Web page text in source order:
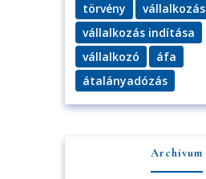
törvény
vállalkozás
vállalkozás indítása
vállalkozó
áfa
átalányadózás
Archívum